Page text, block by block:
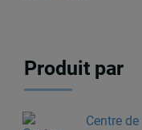
Produit par
Centre de